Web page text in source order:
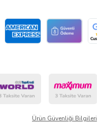
Ürün Güvenliği Bilgileri